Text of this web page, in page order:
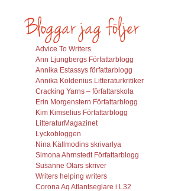
Advice To Writers
Ann Ljungbergs Författarblogg
Annika Estassys författarblogg
Annika Koldenius Litteraturkritiker
Cracking Yarns – författarskola
Erin Morgenstern Författarblogg
Kim Kimselius Författarblogg
LitteraturMagazinet
Lyckobloggen
Nina Källmodins skrivarlya
Simona Ahrnstedt Författarblogg
Susanne Olars skriver
Writers helping writers
Corona Aq Atlantseglare i L32